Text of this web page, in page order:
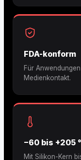
FDA-konform
Für
Medienkontakt.
−60 bis +205
Mit Silikon-Kern